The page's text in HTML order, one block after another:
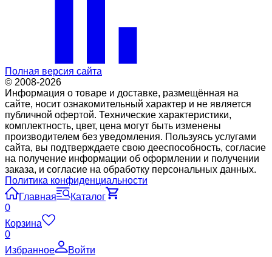
Полная версия сайта
© 2008-2026
Информация о товаре и доставке, размещённая на
сайте, носит ознакомительный характер и не является
публичной офертой. Технические характеристики,
комплектность, цвет, цена могут быть изменены
производителем без уведомления. Пользуясь услугами
сайта, вы подтверждаете свою дееспособность, согласие
на получение информации об оформлении и получении
заказа, и согласие на обработку персональных данных.
Политика конфиденциальности
Главная
Каталог
0
Корзина
0
Избранное
Войти